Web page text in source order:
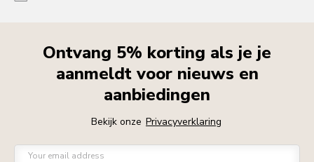
Ontvang 5% korting als je je
aanmeldt voor nieuws en
aanbiedingen
Bekijk onze Privacyverklaring
Your email address